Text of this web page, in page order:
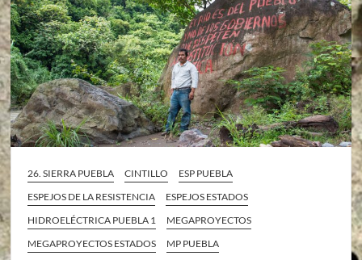
26. SIERRA PUEBLA CINTILLO
ESP PUEBLA
ESPEJOS DE LA RESISTENCIA
ESPEJOS ESTADOS
HIDROELÉCTRICA PUEBLA 1
MEGAPROYECTOS
MEGAPROYECTOS ESTADOS
MP PUEBLA